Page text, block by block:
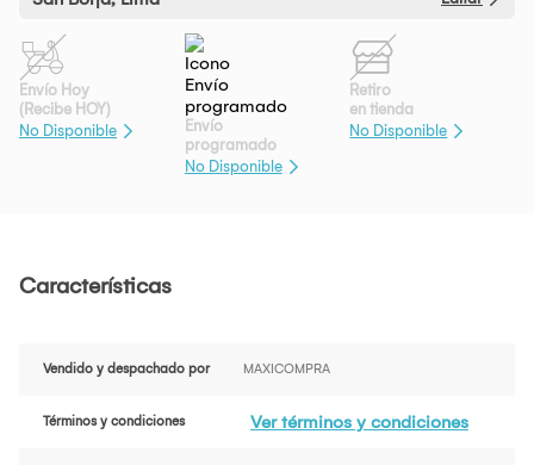
Envío Hoy
(Recibe HOY)
No Disponible
Envío
programado
No Disponible
Retiro
en tienda
No Disponible
Características
Vendido y despachado por MAXICOMPRA
Términos y condiciones Ver términos y condiciones